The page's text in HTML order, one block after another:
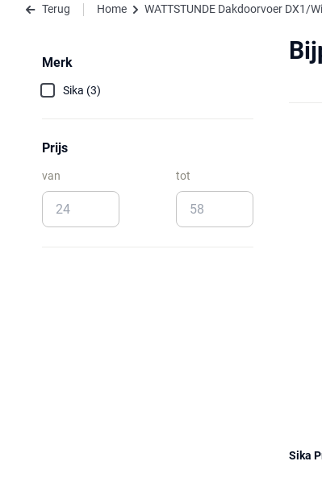
Terug Home WATTSTUNDE Dakdoorvoer DX1/
Merk
Sika (3)
Prijs
van tot
Sika